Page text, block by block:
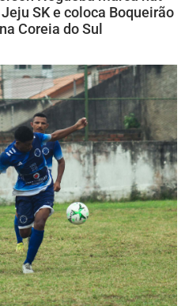
SK e coloca Boqueirão
Coreia do Sul